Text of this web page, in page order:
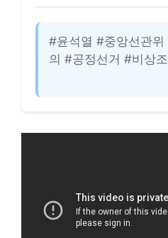
#윤석열 #중앙선관
의 #공정선거 #비상